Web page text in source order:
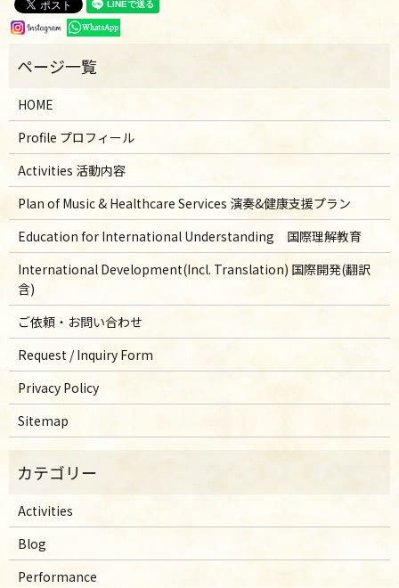
HOME
Profile プロフィール
Activities 活動内容
Plan of Music & Healthcare Services 演奏&健康支援プラン
Education for International Understanding 国際理解教育
International Development(Incl. Translation) 国際開発(翻訳
含)
ご依頼・お問い合わせ
Request / Inquiry Form
Privacy Policy
Sitemap
Activities
Blog
Performance